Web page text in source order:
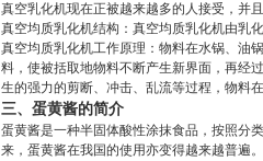
真空乳化机现在正被越来越多的人接受，并
真空均质乳化机结构：真空均质乳化机由乳
真空均质乳化机工作原理：物料在水锅、油
料，使被括取地物料不断产生新界面，再经
生的强力的剪断、冲击、乱流等过程，物料
三、蛋黄酱的简介
蛋黄酱是一种半固体酸性涂抹食品，按照分
来，蛋黄酱在我国的使用亦变得越来越普遍。